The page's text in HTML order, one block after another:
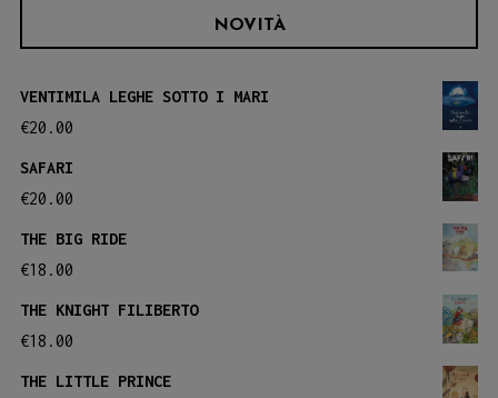
NOVITÀ
VENTIMILA LEGHE SOTTO I MARI
€20.00
SAFARI
€20.00
THE BIG RIDE
€18.00
THE KNIGHT FILIBERTO
€18.00
THE LITTLE PRINCE